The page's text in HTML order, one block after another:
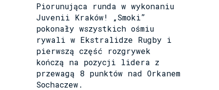
Piorunująca runda w wykonaniu
Juvenii Kraków! „Smoki”
pokonały wszystkich ośmiu
rywali w Ekstralidze Rugby i
pierwszą część rozgrywek
kończą na pozycji lidera z
przewagą 8 punktów nad Orkanem
Sochaczew.